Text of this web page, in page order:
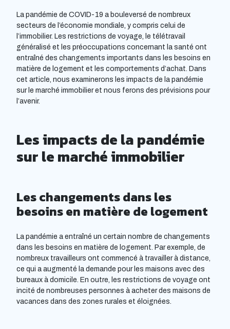
La pandémie de COVID-19 a bouleversé de nombreux
secteurs de l’économie mondiale, y compris celui de
l’immobilier. Les restrictions de voyage, le télétravail
généralisé et les préoccupations concernant la santé ont
entraîné des changements importants dans les besoins en
matière de logement et les comportements d’achat. Dans
cet article, nous examinerons les impacts de la pandémie
sur le marché immobilier et nous ferons des prévisions pour
l’avenir.
Les impacts de la pandémie
sur le marché immobilier
Les changements dans les
besoins en matière de logement
La pandémie a entraîné un certain nombre de changements
dans les besoins en matière de logement. Par exemple, de
nombreux travailleurs ont commencé à travailler à distance,
ce qui a augmenté la demande pour les maisons avec des
bureaux à domicile. En outre, les restrictions de voyage ont
incité de nombreuses personnes à acheter des maisons de
vacances dans des zones rurales et éloignées.